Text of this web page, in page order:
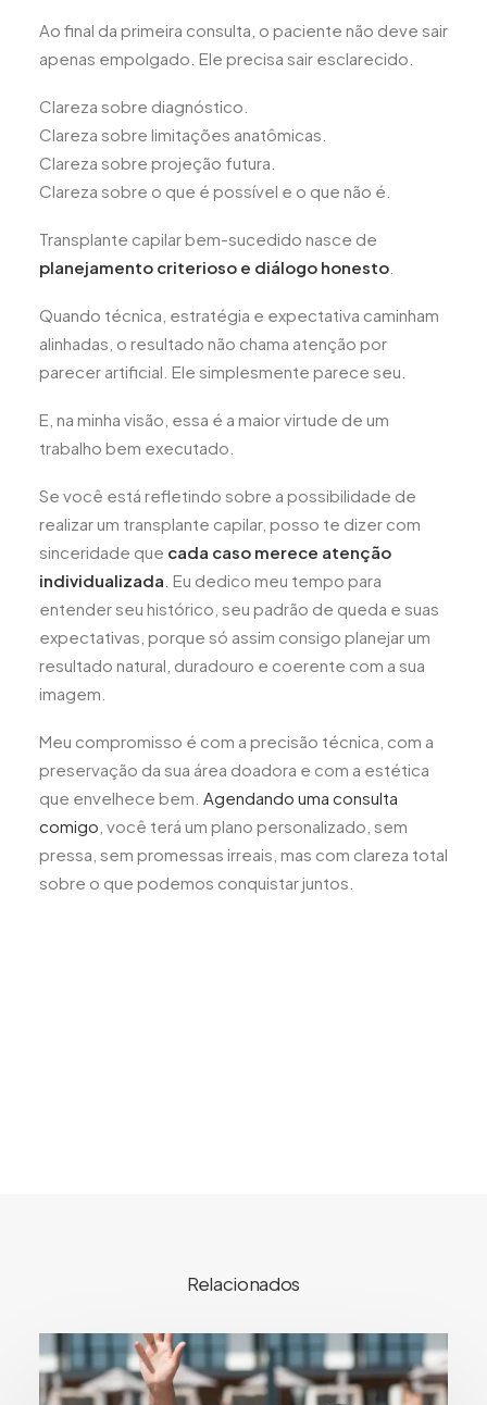
Ao final da primeira consulta, o paciente não deve sair
apenas empolgado. Ele precisa sair esclarecido.
Clareza sobre diagnóstico.
Clareza sobre limitações anatômicas.
Clareza sobre projeção futura.
Clareza sobre o que é possível e o que não é.
Transplante capilar bem-sucedido nasce de
planejamento criterioso e diálogo honesto
Quando técnica, estratégia e expectativa caminham
alinhadas, o resultado não chama atenção por
parecer artificial. Ele simplesmente parece seu.
E, na minha visão, essa é a maior virtude de um
trabalho bem executado.
Se você está refletindo sobre a possibilidade de
realizar um transplante capilar, posso te dizer com
sinceridade que cada caso merece atenção
individualizada . Eu dedico meu tempo para
entender seu histórico, seu padrão de queda e suas
expectativas, porque só assim consigo planejar um
resultado natural, duradouro e coerente com a sua
imagem.
Meu compromisso é com a precisão técnica, com a
preservação da sua área doadora e com a estética
que envelhece bem. Agendando uma consulta
comigo , você terá um plano personalizado, sem
pressa, sem promessas irreais, mas com clareza total
sobre o que podemos conquistar juntos.
Relacionados